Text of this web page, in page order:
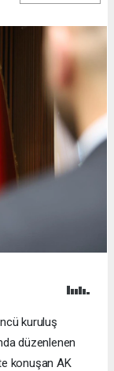
kuruluş
düzenlenen
konuşan AK